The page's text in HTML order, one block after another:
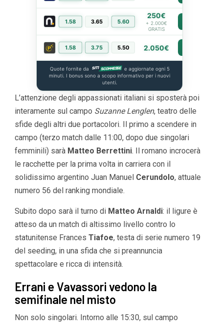
1.58 3.65 5.60
250€
+ 2.000€
GRATIS
1.58 3.75 5.50 2.050€
Quote fornite da
e aggiornate ogni 5
minuti. I bonus sono a scopo informativo per i nuovi
utenti.
L’attenzione degli appassionati italiani si sposterà poi
interamente sul campo Suzanne Lenglen, teatro delle
sfide degli altri due portacolori. Il primo a scendere in
campo (terzo match dalle 11:00, dopo due singolari
femminili) sarà Matteo Berrettini. Il romano incrocerà
le racchette per la prima volta in carriera con il
solidissimo argentino Juan Manuel Cerundolo, attuale
numero 56 del ranking mondiale.
Subito dopo sarà il turno di Matteo Arnaldi: il ligure è
atteso da un match di altissimo livello contro lo
statunitense Frances Tiafoe, testa di serie numero 19
del seeding, in una sfida che si preannuncia
spettacolare e ricca di intensità.
Errani e Vavassori vedono la
semifinale nel misto
Non solo singolari. Intorno alle 15:30, sul campo